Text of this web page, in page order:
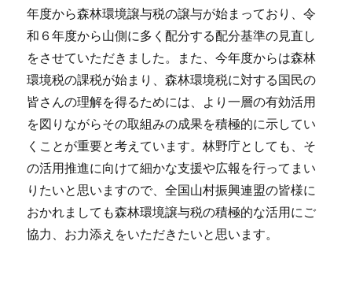
年度から森林環境譲与税の譲与が始まっており、令
和６年度から山側に多く配分する配分基準の見直し
をさせていただきました。また、今年度からは森林
環境税の課税が始まり、森林環境税に対する国民の
皆さんの理解を得るためには、より一層の有効活用
を図りながらその取組みの成果を積極的に示してい
くことが重要と考えています。林野庁としても、そ
の活用推進に向けて細かな支援や広報を行ってまい
りたいと思いますので、全国山村振興連盟の皆様に
おかれましても森林環境譲与税の積極的な活用にご
協力、お力添えをいただきたいと思います。